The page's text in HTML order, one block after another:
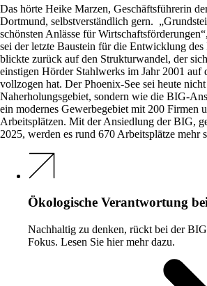
Das hörte Heike Marzen, Geschäftsführerin
Dortmund, selbstverständlich gern.
schönsten Anlässe für
sei der letzte Baustein für die Entwicklung des
blickte zurück auf den Strukturwandel, der
einstigen Hörder Stahlwerks im Jahr 2001 auf
vollzogen hat. Der Phoenix-See sei heute
Naherholungsgebiet, sondern wie die BIG-
ein modernes Gewerbegebiet mit 200 Firmen
Arbeitsplätzen. Mit der Ansiedlung der BIG,
2025, werden es rund 670 Arbeitsplätze mehr
Ökologische Verantwortung
Nachhaltig zu denken, rückt bei der
Fokus. Lesen Sie hier mehr dazu.